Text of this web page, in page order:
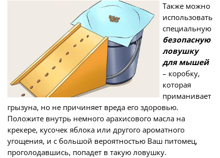
Также можно
использовать
специальную
безопасную
ловушку
для мышей
– коробку,
которая
приманивает
грызуна, но не причиняет вреда его здоровью.
Положите внутрь немного арахисового масла на
крекере, кусочек яблока или другого ароматного
угощения, и с большой вероятностью Ваш питомец,
проголодавшись, попадет в такую ловушку.